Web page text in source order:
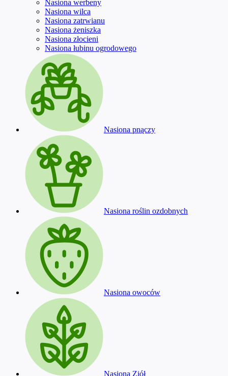
Nasiona werbeny
Nasiona wilca
Nasiona zatrwianu
Nasiona żeniszka
Nasiona złocieni
Nasiona łubinu ogrodowego
Nasiona pnączy
Nasiona roślin ozdobnych
Nasiona owoców
Nasiona Ziół